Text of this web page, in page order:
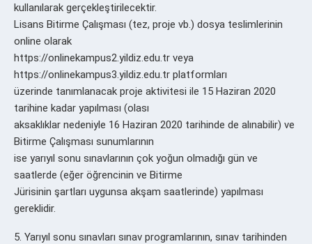
kullanılarak gerçekleştirilecektir.
Lisans Bitirme Çalışması (tez, proje vb.) dosya teslimlerinin
online olarak
https://onlinekampus2.yildiz.edu.tr veya
https://onlinekampus3.yildiz.edu.tr platformları
üzerinde tanımlanacak proje aktivitesi ile 15 Haziran 2020
tarihine kadar yapılması (olası
aksaklıklar nedeniyle 16 Haziran 2020 tarihinde de alınabilir) ve
Bitirme Çalışması sunumlarının
ise yarıyıl sonu sınavlarının çok yoğun olmadığı gün ve
saatlerde (eğer öğrencinin ve Bitirme
Jürisinin şartları uygunsa akşam saatlerinde) yapılması
gereklidir.
5. Yarıyıl sonu sınavları sınav programlarının, sınav tarihinden